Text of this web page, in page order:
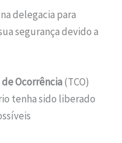
delegacia para
segurança devido a
Ocorrência(TCO)
tenha sido liberado